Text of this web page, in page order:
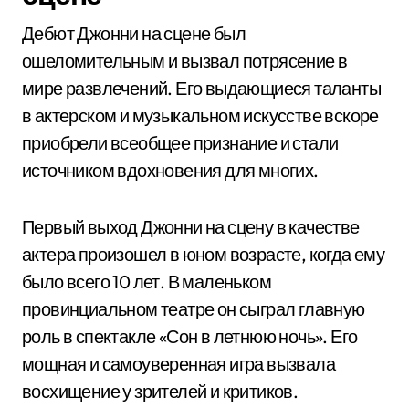
Дебют Джонни на сцене был
ошеломительным и вызвал потрясение в
мире развлечений. Его выдающиеся таланты
в актерском и музыкальном искусстве вскоре
приобрели всеобщее признание и стали
источником вдохновения для многих.
Первый выход Джонни на сцену в качестве
актера произошел в юном возрасте, когда ему
было всего 10 лет. В маленьком
провинциальном театре он сыграл главную
роль в спектакле «Сон в летнюю ночь». Его
мощная и самоуверенная игра вызвала
восхищение у зрителей и критиков.